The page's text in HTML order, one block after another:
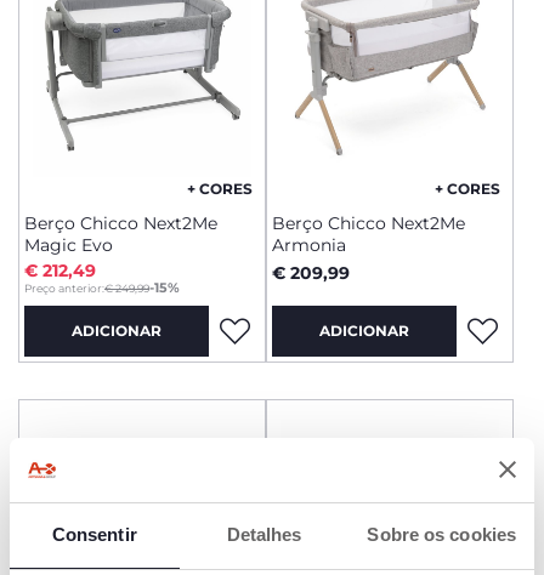
Consentir Detalhes Sobre os cookies
+ CORES
Berço Chicco Next2Me
Magic Evo
Preço anterior:€ 249,99-15%
to
€ 212,49
ADICIONAR
+ CORES
Berço Chicco Next2Me
Armonia
€ 209,99
ADICIONAR